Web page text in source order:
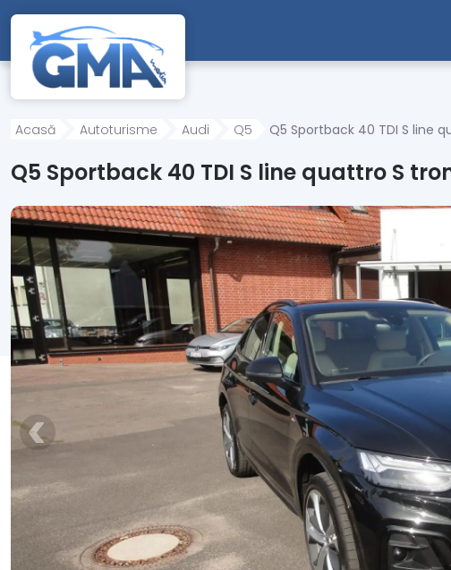
Mergi direct la conținutul principal
Acasă Autoturisme Audi Q5 Q5 Sportback 40 TDI S line
Q5 Sportback 40 TDI S line quattro S